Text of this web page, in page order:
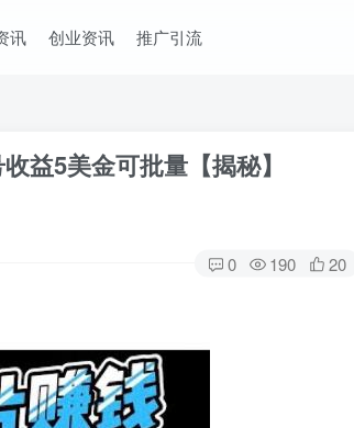
讯 创业资讯 推广引流
益5美金可批量【揭秘】
0 190 20